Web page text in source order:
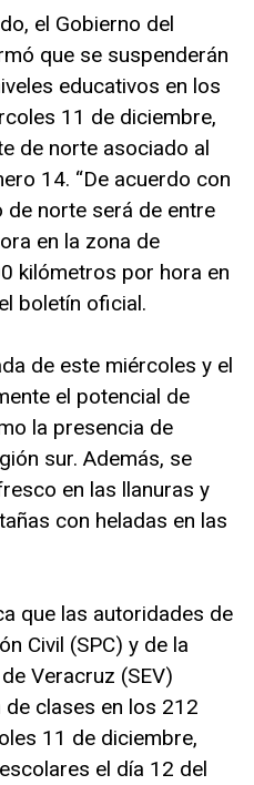
el Gobierno del
que se suspenderán
educativos en los
11 de diciembre,
de norte asociado al
14. “De acuerdo con
norte será de entre
en la zona de
kilómetros por hora en
boletín oficial.
de este miércoles y el
el potencial de
la presencia de
sur. Además, se
en las llanuras y
con heladas en las
que las autoridades de
Civil (SPC) y de la
Veracruz (SEV)
clases en los 212
11 de diciembre,
el día 12 del